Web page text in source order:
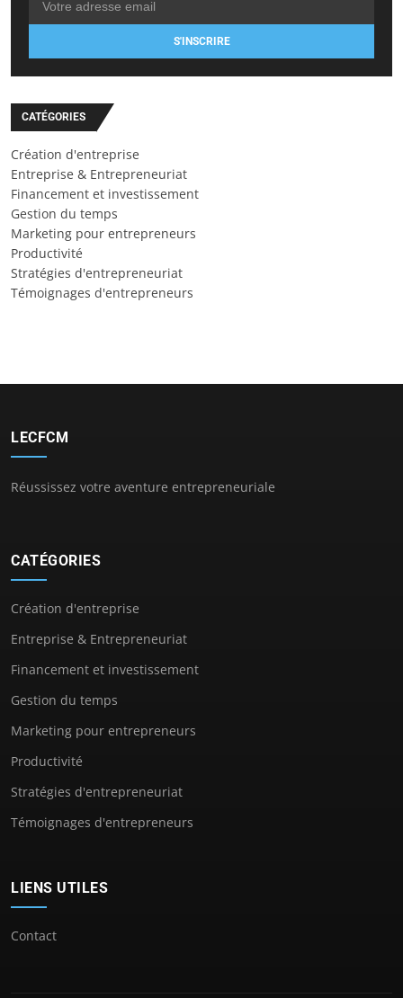
S'INSCRIRE
CATÉGORIES
Création d'entreprise
Entreprise & Entrepreneuriat
Financement et investissement
Gestion du temps
Marketing pour entrepreneurs
Productivité
Stratégies d'entrepreneuriat
Témoignages d'entrepreneurs
LECFCM
Réussissez votre aventure entrepreneuriale
CATÉGORIES
Création d'entreprise
Entreprise & Entrepreneuriat
Financement et investissement
Gestion du temps
Marketing pour entrepreneurs
Productivité
Stratégies d'entrepreneuriat
Témoignages d'entrepreneurs
LIENS UTILES
Contact